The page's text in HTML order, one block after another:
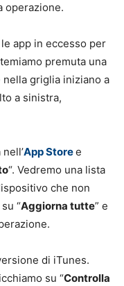
operazione.
app in eccesso per
premuta una
griglia iniziano a
a sinistra,
App Storee
“. Vedremo una lista
che non
“Aggiorna tutte” e
di iTunes.
su “Controlla